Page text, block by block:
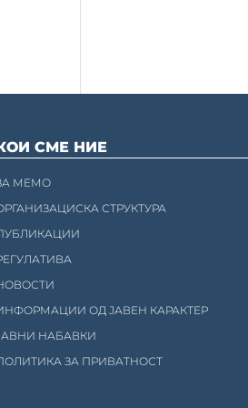
СМЕ НИЕ
МЕМО
СТРУКТУРА
ОД ЈАВЕН КАРАКТЕР
НАБАВКИ
ЗА ПРИВАТНОСТ